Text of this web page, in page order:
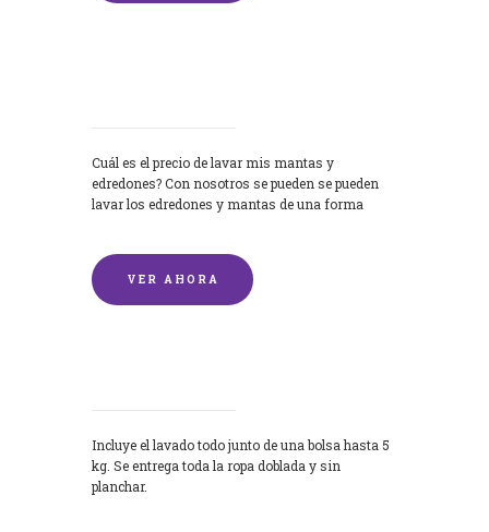
Cuál es el precio de lavar mis mantas y
edredones? Con nosotros se pueden se pueden
lavar los edredones y mantas de una forma
VER AHORA
Incluye el lavado todo junto de una bolsa hasta 5
kg. Se entrega toda la ropa doblada y sin
planchar.